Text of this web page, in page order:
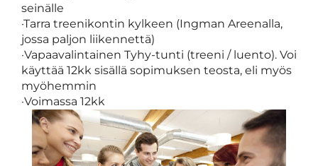
seinälle
·Tarra treenikontin kylkeen (Ingman Areenalla,
jossa paljon liikennettä)
·Vapaavalintainen Tyhy-tunti (treeni / luento). Voi
käyttää 12kk sisällä sopimuksen teosta, eli myös
myöhemmin
·Voimassa 12kk